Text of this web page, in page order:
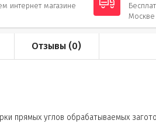
интернет магазине
Отзывы (0)
прямых углов обрабатываемых